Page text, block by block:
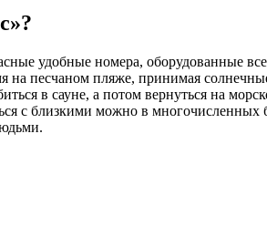
удобные номера, оборудованные
песчаном пляже, принимая
в сауне, а потом вернуться на
с близкими можно в многочисленных